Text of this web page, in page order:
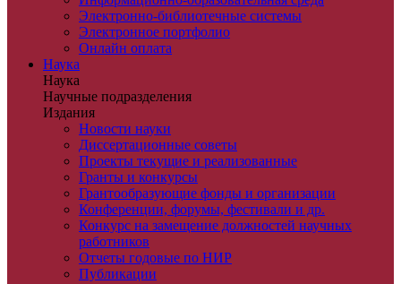
Электронно-библиотечные системы
Электронное портфолио
Онлайн оплата
Наука
Наука
Научные подразделения
Издания
Новости науки
Диссертационные советы
Проекты текущие и реализованные
Гранты и конкурсы
Грантообразующие фонды и организации
Конференции, форумы, фестивали и др.
Конкурс на замещение должностей научных
работников
Отчеты годовые по НИР
Публикации